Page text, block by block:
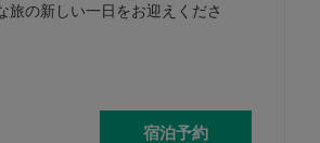
旅の新しい一日をお迎えくださ
宿泊予約